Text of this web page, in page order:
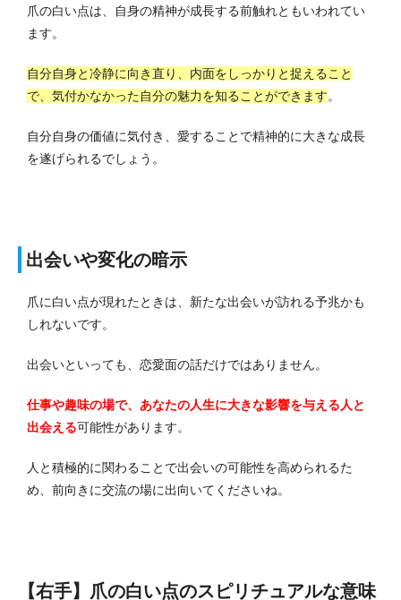
爪の白い点は、自身の精神が成長する前触れともいわれてい
ます。
自分自身と冷静に向き直り、内面をしっかりと捉えること
で、気付かなかった自分の魅力を知ることができます。
自分自身の価値に気付き、愛することで精神的に大きな成長
を遂げられるでしょう。
出会いや変化の暗示
爪に白い点が現れたときは、新たな出会いが訪れる予兆かも
しれないです。
出会いといっても、恋愛面の話だけではありません。
仕事や趣味の場で、あなたの人生に大きな影響を与える人と
出会える可能性があります。
人と積極的に関わることで出会いの可能性を高められるた
め、前向きに交流の場に出向いてくださいね。
【右手】爪の白い点のスピリチュアルな意味